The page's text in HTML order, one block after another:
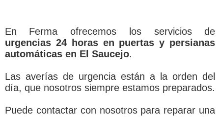
En Ferma ofrecemos los servicios de
urgencias 24 horas en puertas y persianas
automáticas en El Saucejo.
Las averías de urgencia están a la orden del
día, que nosotros siempre estamos preparados.
Puede contactar con nosotros para reparar una